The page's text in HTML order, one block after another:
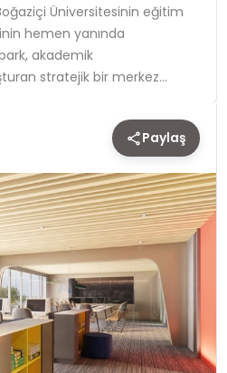
Üniversitesinin eğitim
hemen yanında
akademik
stratejik bir merkez…
Paylaş